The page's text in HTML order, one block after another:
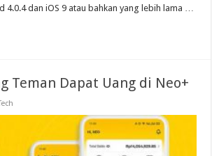
4.0.4 dan iOS 9 atau bahkan yang lebih lama …
Teman Dapat Uang di Neo+